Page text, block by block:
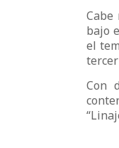
Cabe
bajo
el
Con